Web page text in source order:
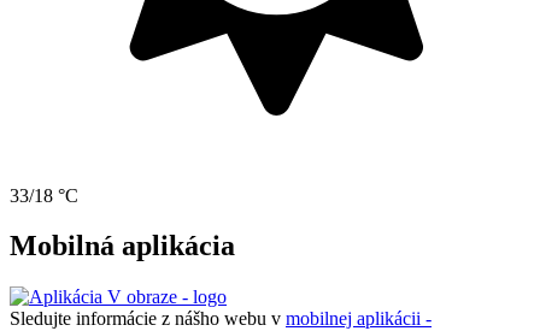
33/18 °C
Mobilná aplikácia
Sledujte informácie z nášho webu v mobilnej aplikácii -